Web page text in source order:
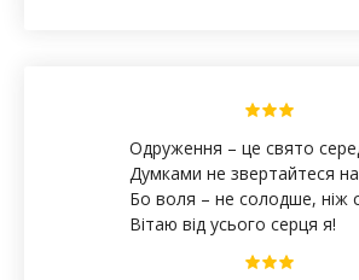
Одруження – це свято
Думками не звертайтеся
Бо воля – не солодше, ніж
Вітаю від усього серця я!